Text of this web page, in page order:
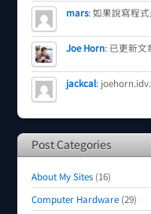
mars:如果說寫程
Joe Horn: 已更新
jackcal:
Post Categories
About My Sites (16)
Computer Hardware (29)